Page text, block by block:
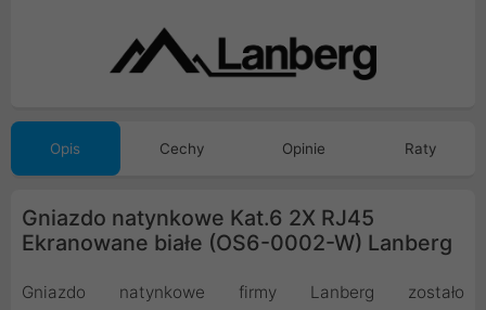
Opis Cechy Opinie Raty
Gniazdo natynkowe Kat.6 2X RJ45
Ekranowane białe (OS6-0002-W) Lanberg
Gniazdo natynkowe firmy Lanberg zostało